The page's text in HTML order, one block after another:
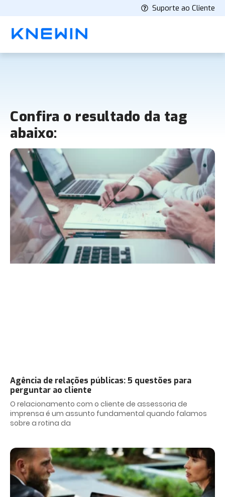
Suporte ao Cliente
Confira o resultado da tag
abaixo:
Agência de relações públicas: 5 questões para
perguntar ao cliente
O relacionamento com o cliente de assessoria de
imprensa é um assunto fundamental quando falamos
sobre a rotina da